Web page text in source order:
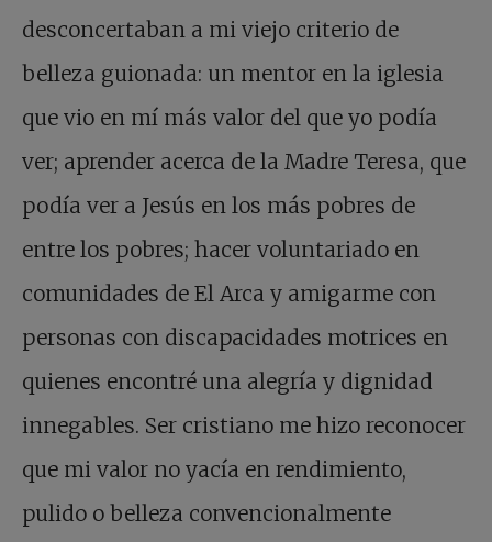
desconcertaban a mi viejo criterio de
belleza guionada: un mentor en la iglesia
que vio en mí más valor del que yo podía
ver; aprender acerca de la Madre Teresa, que
podía ver a Jesús en los más pobres de
entre los pobres; hacer voluntariado en
comunidades de El Arca y amigarme con
personas con discapacidades motrices en
quienes encontré una alegría y dignidad
innegables. Ser cristiano me hizo reconocer
que mi valor no yacía en rendimiento,
pulido o belleza convencionalmente